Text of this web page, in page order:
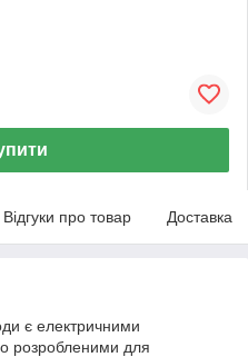
Відгуки про товар Доставка
є електричними
розробленими для